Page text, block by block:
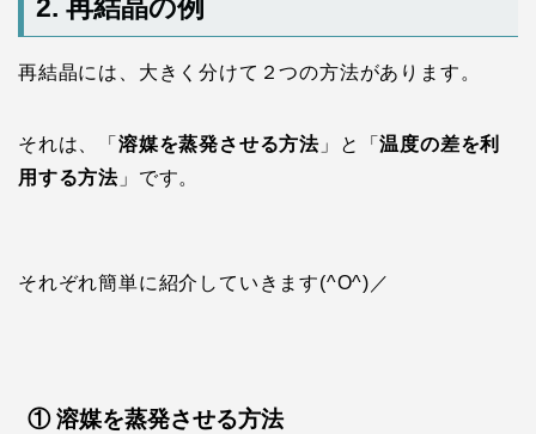
2. 再結晶の例
再結晶には、大きく分けて２つの方法があります。
それは、「 溶媒を蒸発させる方法 」と「温度の差を利
用する方法 」です。
それぞれ簡単に紹介していきます(^O^)／
① 溶媒を蒸発させる方法